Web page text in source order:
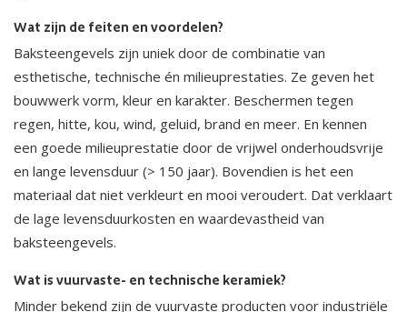
Wat zijn de feiten en voordelen?
Baksteengevels zijn uniek door de combinatie van
esthetische, technische én milieuprestaties. Ze geven het
bouwwerk vorm, kleur en karakter. Beschermen tegen
regen, hitte, kou, wind, geluid, brand en meer. En kennen
een goede milieuprestatie door de vrijwel onderhoudsvrije
en lange levensduur (> 150 jaar). Bovendien is het een
materiaal dat niet verkleurt en mooi veroudert. Dat verklaart
de lage levensduurkosten en waardevastheid van
baksteengevels.
Wat is vuurvaste- en technische keramiek?
Minder bekend zijn de vuurvaste producten voor industriële